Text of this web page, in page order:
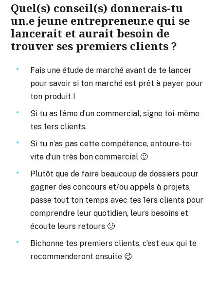
Quel(s) conseil(s) donnerais-tu
un.e jeune entrepreneur.e qui se
lancerait et aurait besoin de
trouver ses premiers clients ?
Fais une étude de marché avant de te lancer
pour savoir si ton marché est prêt à payer pour
ton produit !
Si tu as l’âme d’un commercial, signe toi-même
tes 1ers clients.
Si tu n’as pas cette compétence, entoure-toi
vite d’un très bon commercial 🙂
Plutôt que de faire beaucoup de dossiers pour
gagner des concours et/ou appels à projets,
passe tout ton temps avec tes 1ers clients pour
comprendre leur quotidien, leurs besoins et
écoute leurs retours 🙂
Bichonne tes premiers clients, c’est eux qui te
recommanderont ensuite 😉